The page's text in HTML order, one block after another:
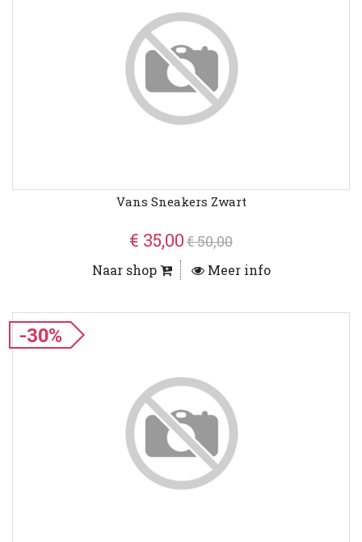
Vans Sneakers Zwart
€ 35,00€ 50,00
Naar shop Meer info
-30%